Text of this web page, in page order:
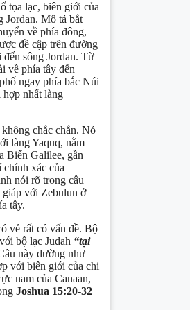
tọa lạc, biên giới của
Jordan. Mô tả bắt
về phía đông,
đề cập trên đường
sông Jordan. Từ
về phía tây đến
ngay phía bắc Núi
nhất làng
chắc chắn. Nó
làng Yaquq, nằm
Biển Galilee, gần
chính xác của
nói rõ trong câu
giáp với Zebulun ở
tây.
vẻ rất có vấn đề. Bộ
bộ lạc Judah “tại
này dường như
với biên giới của chi
nam của Canaan,
Joshua 15:20-32